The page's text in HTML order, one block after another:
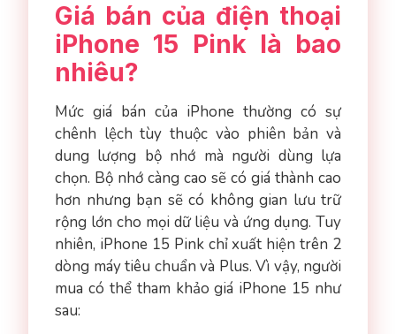
Giá bán của điện thoại
iPhone 15 Pink là bao
nhiêu?
Mức giá bán của iPhone thường có sự
chênh lệch tùy thuộc vào phiên bản và
dung lượng bộ nhớ mà người dùng lựa
chọn. Bộ nhớ càng cao sẽ có giá thành cao
hơn nhưng bạn sẽ có không gian lưu trữ
rộng lớn cho mọi dữ liệu và ứng dụng. Tuy
nhiên, iPhone 15 Pink chỉ xuất hiện trên 2
dòng máy tiêu chuẩn và Plus. Vì vậy, người
mua có thể tham khảo giá iPhone 15 như
sau: